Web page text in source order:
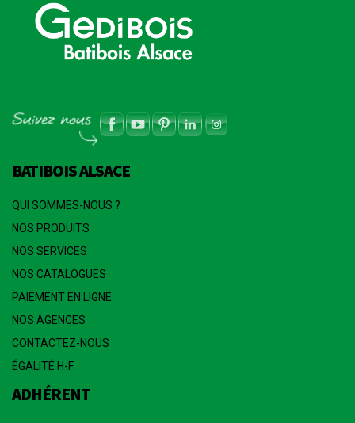
BATIBOIS ALSACE
QUI SOMMES-NOUS ?
NOS PRODUITS
NOS SERVICES
NOS CATALOGUES
PAIEMENT EN LIGNE
NOS AGENCES
CONTACTEZ-NOUS
ÉGALITÉ H-F
ADHÉRENT